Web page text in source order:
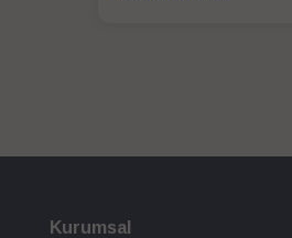
Kurumsal